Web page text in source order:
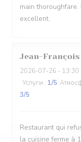
main
excellent.
Jean-François
2026-07-26 - 13:30
Услуги : 1/5
3/5
Restaurant qui
la cuisine ferme à